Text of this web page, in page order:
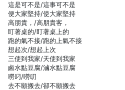
這是可不是/這事可不是
便大家堅持/使大家堅持
高朋貴，/高朋貴客，
盯著桌的/盯著桌上的
跑的氣不接/跑的上氣不接
想起次/想起上次
三使到我家/天使到我家
鹵水點豆腐/滷水點豆腐
嘮叼/嘮叨
去不願搬去/卻不願搬去